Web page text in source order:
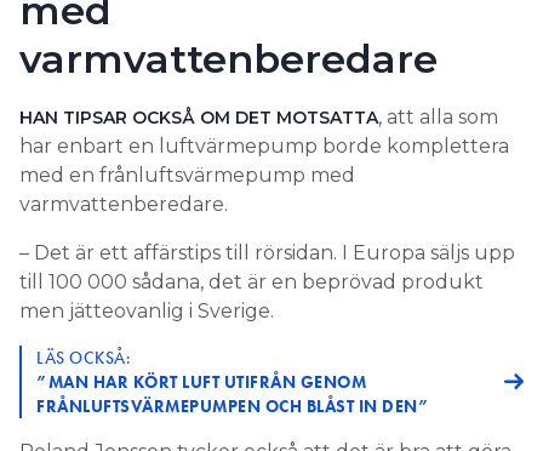
med
varmvattenberedare
HAN TIPSAR OCKSÅ OM DET MOTSATTA, att alla som
har enbart en luftvärmepump borde komplettera
med en frånluftsvärmepump med
varmvattenberedare.
– Det är ett affärstips till rörsidan. I Europa säljs upp
till 100 000 sådana, det är en beprövad produkt
men jätteovanlig i Sverige.
LÄS OCKSÅ:
”MAN HAR KÖRT LUFT UTIFRÅN GENOM
FRÅNLUFTSVÄRMEPUMPEN OCH BLÅST IN DEN”